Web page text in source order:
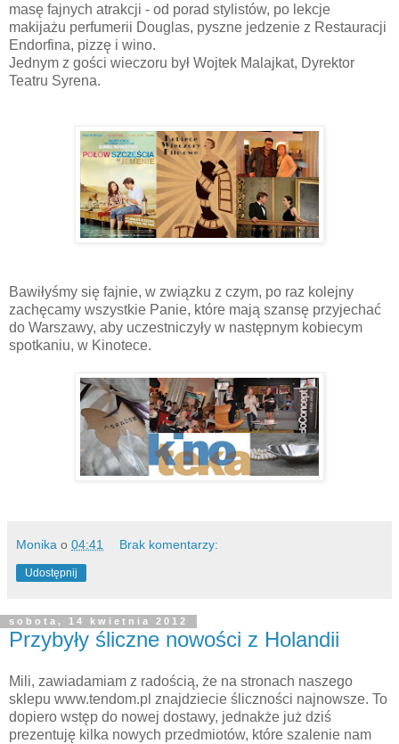
masę fajnych atrakcji - od porad stylistów, po lekcje
makijażu perfumerii Douglas, pyszne jedzenie z Restauracji
Endorfina, pizzę i wino.
Jednym z gości wieczoru był Wojtek Malajkat, Dyrektor
Teatru Syrena.
Bawiłyśmy się fajnie, w związku z czym, po raz kolejny
zachęcamy wszystkie Panie, które mają szansę przyjechać
do Warszawy, aby uczestniczyły w następnym kobiecym
spotkaniu, w Kinotece.
Monika o 04:41 Brak komentarzy:
Udostępnij
sobota, 14 kwietnia 2012
Przybyły śliczne nowości z Holandii
Mili, zawiadamiam z radością, że na stronach naszego
sklepu www.tendom.pl znajdziecie śliczności najnowsze. To
dopiero wstęp do nowej dostawy, jednakże już dziś
prezentuję kilka nowych przedmiotów, które szalenie nam